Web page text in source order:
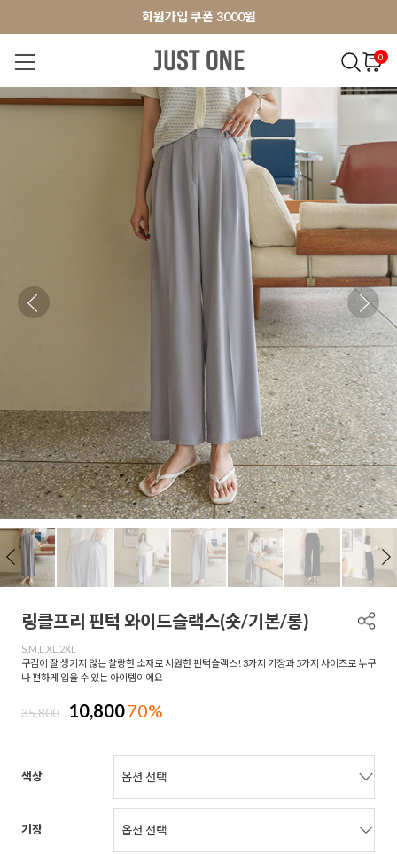
앱 다운로드 10% 할인쿠폰
회원가입 쿠폰 3000원
앱 다운로드 10% 할인쿠폰
0
NEW 7% BEST 오늘출발 MADE . J
링클프리 핀턱 와이드슬랙스(숏/기본/롱)
S,M,L,XL,2XL
구김이 잘 생기지 않는 찰랑한 소재로 시원한 핀턱슬랙스! 3가지 기장과 5가지 사이즈로 누구
나 편하게 입을 수 있는 아이템이에요
35,800 10,80070%
색상
기장